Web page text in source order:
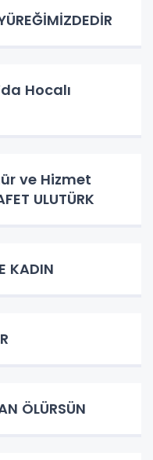
YÜREĞİMİZDEDİR
Hocalı
ve Hizmet
ULUTÜRK
KADIN
ÖLÜRSÜN